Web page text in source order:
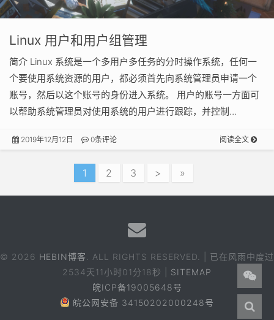
Linux 用户和用户组管理
简介 Linux 系统是一个多用户多任务的分时操作系统，任何一
个要使用系统资源的用户，都必须首先向系统管理员申请一个
账号，然后以这个账号的身份进入系统。 用户的账号一方面可
以帮助系统管理员对使用系统的用户进行跟踪，并控制…
2019年12月12日 0条评论 阅读全文
1 2 3 > »
© 2026 HEBIN博客
. ALL RIGHTS RESERVED. | 已在风雨中度过
2534天11小时01分20秒
|SITEMAP
皖ICP备19005648号
皖公网安备 34150202000248号